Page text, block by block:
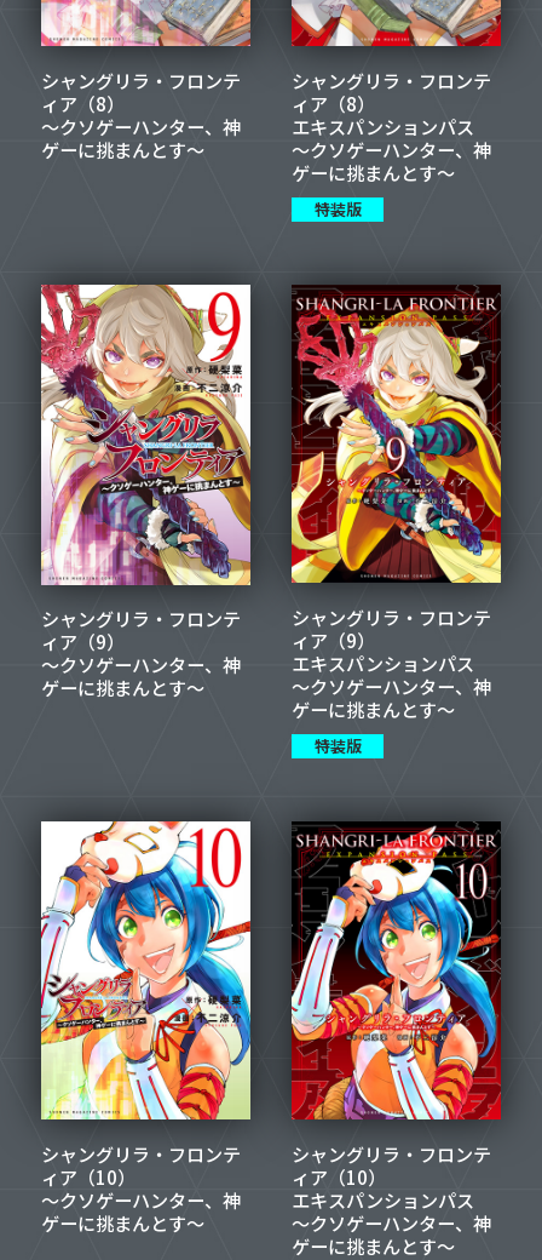
シャングリラ・フロンテ
ィア（8）
～クソゲーハンター、神
ゲーに挑まんとす～
シャングリラ・フロンテ
ィア（8）
エキスパンションパス
～クソゲーハンター、神
ゲーに挑まんとす～
特装版
シャングリラ・フロンテ
ィア（9）
～クソゲーハンター、神
ゲーに挑まんとす～
シャングリラ・フロンテ
ィア（9）
エキスパンションパス
～クソゲーハンター、神
ゲーに挑まんとす～
特装版
シャングリラ・フロンテ
ィア（10）
～クソゲーハンター、神
ゲーに挑まんとす～
シャングリラ・フロンテ
ィア（10）
エキスパンションパス
～クソゲーハンター、神
ゲーに挑まんとす～